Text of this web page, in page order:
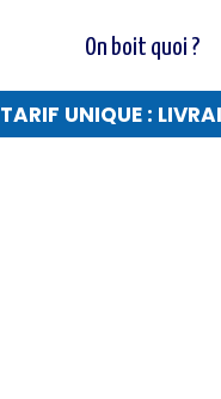
On boit quoi ?
TARIF UNIQUE :